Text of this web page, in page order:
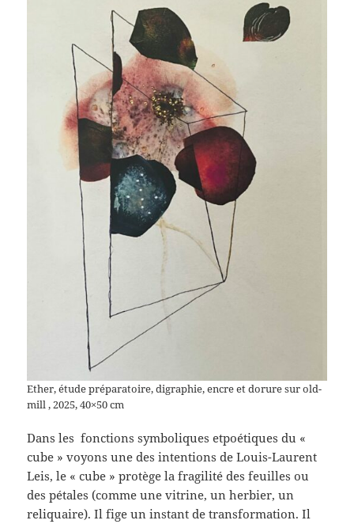
Ether, étude préparatoire, digraphie, encre et dorure sur old-
mill , 2025, 40×50 cm
Dans les fonctions symboliques etpoétiques du «
cube » voyons une des intentions de Louis-Laurent
Leis, le « cube » protège la fragilité des feuilles ou
des pétales (comme une vitrine, un herbier, un
reliquaire). Il fige un instant de transformation. Il